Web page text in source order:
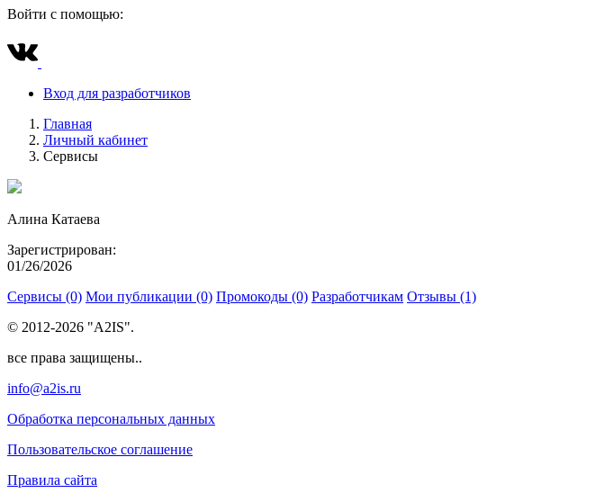
Войти с помощью:
Вход для разработчиков
Главная
Личный кабинет
Сервисы
Алина Катаева
Зарегистрирован:
01/26/2026
Сервисы (0) Мои публикации (0) Промокоды (0) Разработчикам Отзывы (1)
© 2012-2026 "A2IS".
все права защищены..
info@a2is.ru
Обработка персональных данных
Пользовательское соглашение
Правила сайта